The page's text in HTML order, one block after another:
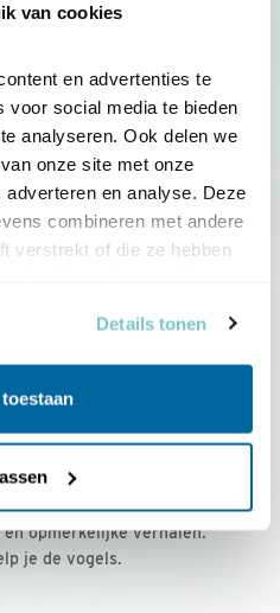
van cookies
en advertenties te
voor social media te bieden
analyseren. Ook delen we
onze site met onze
en analyse. Deze
combineren met andere
verstrekt of die ze hebben
Details tonen
€ 36,00 per jaar
onze leden, met
opmerkelijke verhalen.
je de vogels.